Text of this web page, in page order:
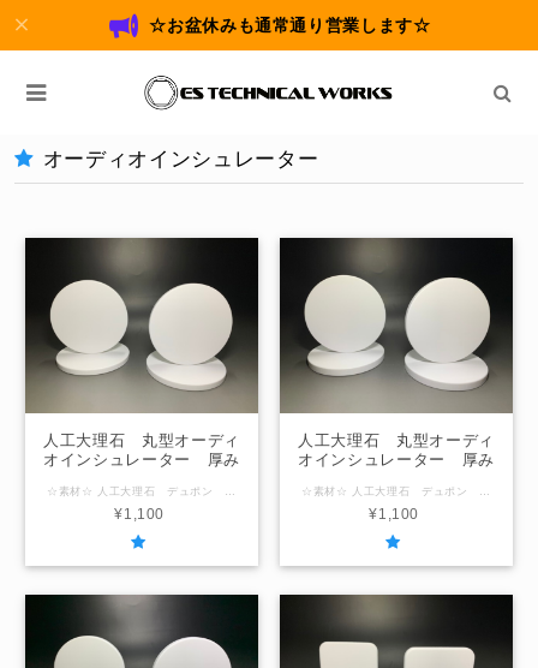
☆お盆休みも通常通り営業します☆
オーディオインシュレーター
人工大理石 丸型オーディ
オインシュレーター 厚み
¥1,100
人工大理石 丸型オーディ
オインシュレーター 厚み
¥1,100